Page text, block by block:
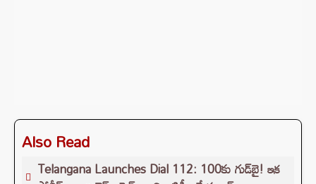
Also Read
Telangana Launches Dial 112: 100కు గుడ్‌బై! ఇక